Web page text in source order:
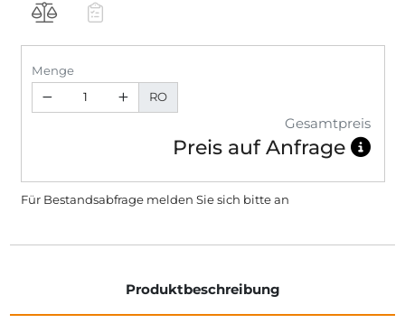
Menge
RO
Gesamtpreis
Preis auf Anfrage
Für Bestandsabfrage melden Sie sich bittean
Produktbeschreibung